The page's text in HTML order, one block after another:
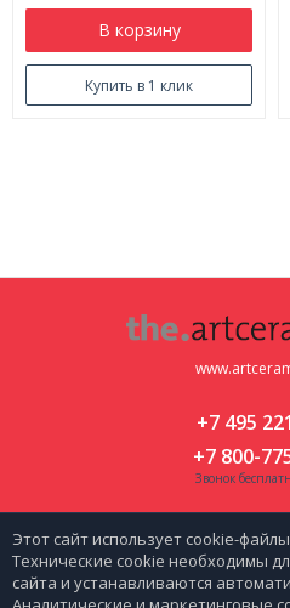
В корзину
Купить в 1 клик
+7 495
+7 800-
Звонок
Этот сайт использует cookie-
Технические cookie необходимы
сайта и устанавливаются